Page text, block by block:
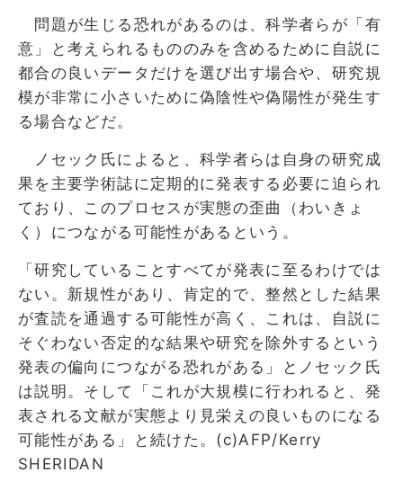
問題が生じる恐れがあるのは、科学者らが「有
意」と考えられるもののみを含めるために自説に
都合の良いデータだけを選び出す場合や、研究規
模が非常に小さいために偽陰性や偽陽性が発生す
る場合などだ。
ノセック氏によると、科学者らは自身の研究成
果を主要学術誌に定期的に発表する必要に迫られ
ており、このプロセスが実態の歪曲（わいきょ
く）につながる可能性があるという。
「研究していることすべてが発表に至るわけでは
ない。新規性があり、肯定的で、整然とした結果
が査読を通過する可能性が高く、これは、自説に
そぐわない否定的な結果や研究を除外するという
発表の偏向につながる恐れがある」とノセック氏
は説明。そして「これが大規模に行われると、発
表される文献が実態より見栄えの良いものになる
可能性がある」と続けた。(c)AFP/Kerry
SHERIDAN